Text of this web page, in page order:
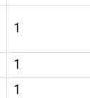
1
1
1